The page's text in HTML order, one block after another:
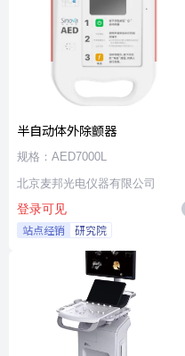
半自动体外除颤器
规格：AED7000L
北京麦邦光电仪器有限公司
登录可见
站点经销 研究院